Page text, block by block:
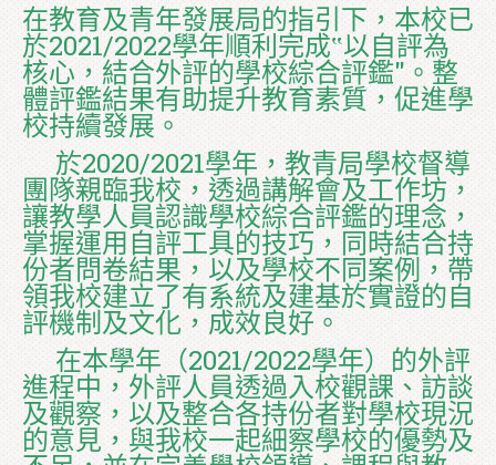
在教育及青年發展局的指引下，本校已
於2021/2022學年順利完成‟以自評為
核心，結合外評的學校綜合評鑑″。整
體評鑑結果有助提升教育素質，促進學
校持續發展。
於2020/2021學年，教青局學校督導
團隊親臨我校，透過講解會及工作坊，
讓教學人員認識學校綜合評鑑的理念，
掌握運用自評工具的技巧，同時結合持
份者問卷結果，以及學校不同案例，帶
領我校建立了有系統及建基於實證的自
評機制及文化，成效良好。
在本學年（2021/2022學年）的外評
進程中，外評人員透過入校觀課、訪談
及觀察，以及整合各持份者對學校現況
的意見，與我校一起細察學校的優勢及